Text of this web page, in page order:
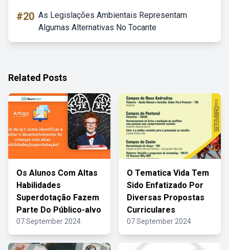
#20 As Legislações Ambientais Representam
Algumas Alternativas No Tocante
Related Posts
Os Alunos Com Altas
Habilidades
Superdotação Fazem
Parte Do Público-alvo
07 September 2024
O Tematica Vida Tem
Sido Enfatizado Por
Diversas Propostas
Curriculares
07 September 2024